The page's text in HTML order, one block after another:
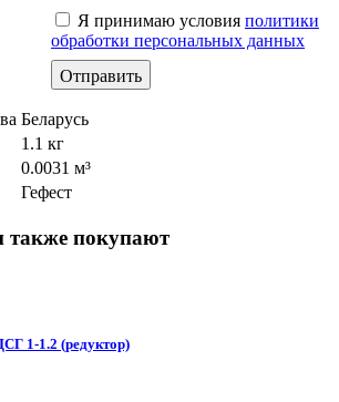
Я принимаю условия политики
обработки персональных данных
Беларусь
1.1 кг
0.0031 м³
Гефест
также покупают
1-1.2 (редуктор)